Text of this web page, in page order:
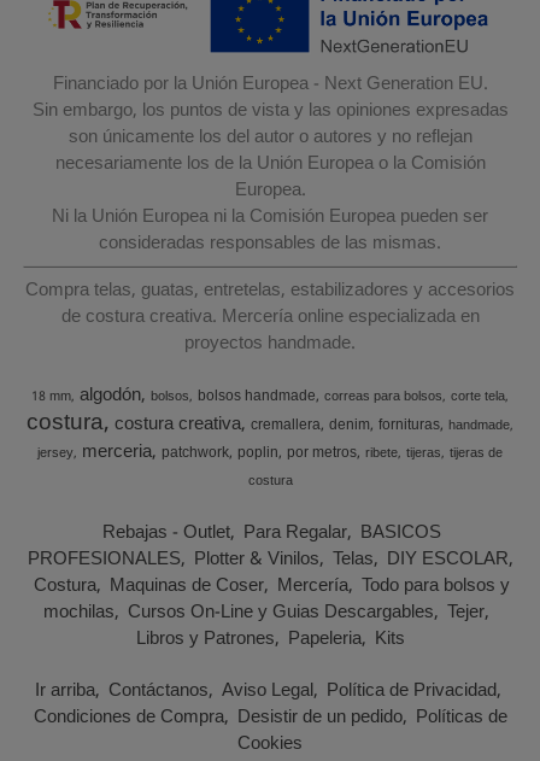
Financiado por la Unión Europea - Next Generation EU.
Sin embargo, los puntos de vista y las opiniones expresadas
son únicamente los del autor o autores y no reflejan
necesariamente los de la Unión Europea o la Comisión
Europea.
Ni la Unión Europea ni la Comisión Europea pueden ser
consideradas responsables de las mismas.
Compra telas, guatas, entretelas, estabilizadores y accesorios
de costura creativa. Mercería online especializada en
proyectos handmade.
18 mm algodón bolsos bolsos handmade correas para bolsos corte tela
costura costura creativa cremallera denim fornituras handmade
jersey merceria patchwork poplin por metros ribete tijeras tijeras de
costura
Rebajas - Outlet Para Regalar BASICOS
PROFESIONALES Plotter & Vinilos Telas DIY ESCOLAR
Costura Maquinas de Coser Mercería Todo para bolsos y
mochilas Cursos On-Line y Guias Descargables Tejer
Libros y Patrones Papeleria Kits
Ir arriba Contáctanos Aviso Legal Política de Privacidad
Condiciones de Compra Desistir de un pedido Políticas de
Cookies